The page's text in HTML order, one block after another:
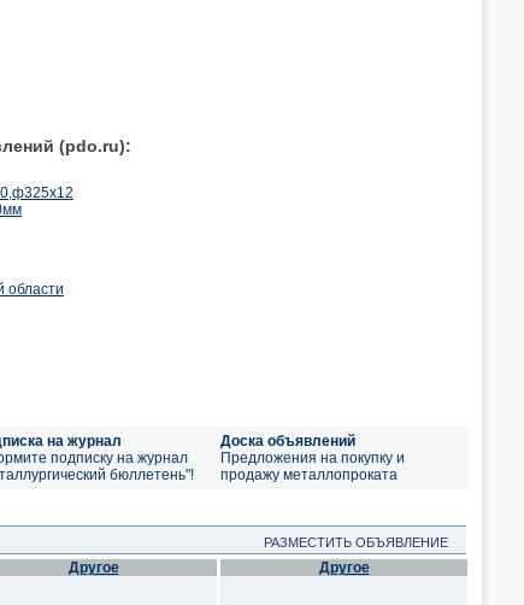
(pdo.ru):
области
на журнал
подписку на журнал
бюллетень"!
Доска объявлений
Предложения на покупку и
продажу металлопроката
РАЗМЕСТИТЬ ОБЪЯВЛЕНИЕ
Другое Другое